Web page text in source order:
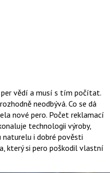
vědí a musí s tím počítat.
neodbývá. Co se dá
nové pero. Počet reklamací
technologii výroby,
naturelu i dobré pověsti
který si pero poškodil vlastní